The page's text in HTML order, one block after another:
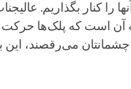
را کنار بگذاریم.
آن است که پلک‌ها حرکت
چشمانتان می‌رقصند،